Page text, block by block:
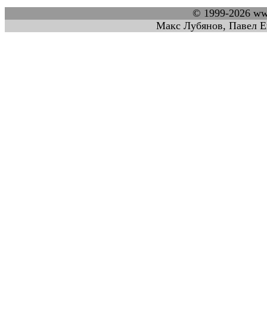
© 1999-2026
Макс Лубянов, Павел